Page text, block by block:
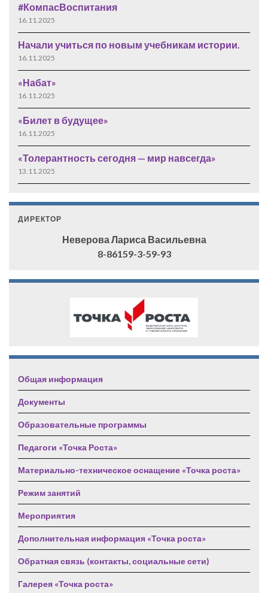
#КомпасВоспитания
16.11.2025
Начали учиться по новым учебникам истории.
16.11.2025
«Набат»
16.11.2025
«Билет в будущее»
16.11.2025
«Толерантность сегодня — мир навсегда»
13.11.2025
ДИРЕКТОР
Неверова Лариса Васильевна
8-86159-3-59-93
Общая информация
Документы
Образовательные программы
Педагоги «Точка Роста»
Материально-техническое оснащение «Точка роста»
Режим занятий
Мероприятия
Дополнительная информация «Точка роста»
Обратная связь (контакты, социальные сети)
Галерея «Точка роста»